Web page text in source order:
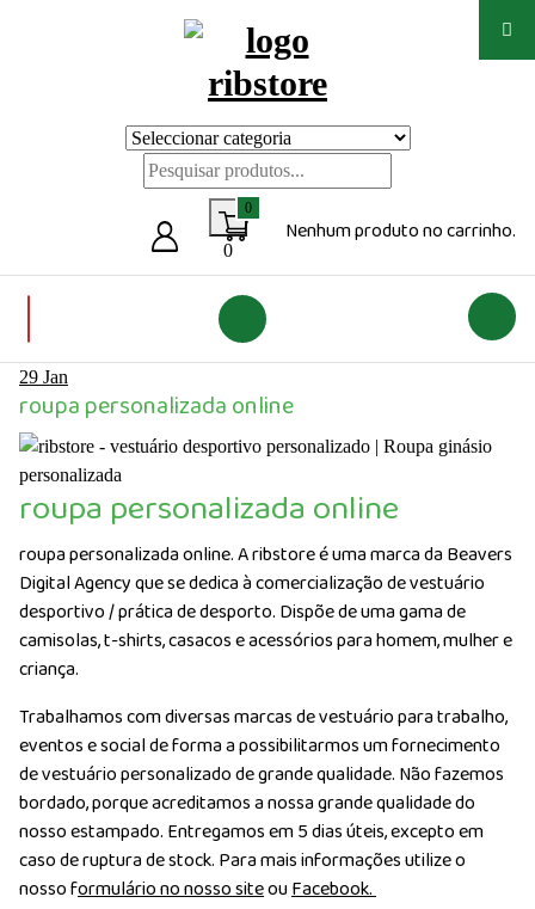
0
0
Nenhum produto no carrinho.
29 Jan
roupa personalizada online
roupa personalizada online
roupa personalizada online. A ribstore é uma marca da Beavers
Digital Agency que se dedica à comercialização de vestuário
desportivo / prática de desporto. Dispõe de uma gama de
camisolas, t-shirts, casacos e acessórios para homem, mulher e
criança.
Trabalhamos com diversas marcas de vestuário para trabalho,
eventos e social de forma a possibilitarmos um fornecimento
de vestuário personalizado de grande qualidade. Não fazemos
bordado, porque acreditamos a nossa grande qualidade do
nosso estampado. Entregamos em 5 dias úteis, excepto em
caso de ruptura de stock. Para mais informações utilize o
nosso formulário no nosso siteouFacebook.